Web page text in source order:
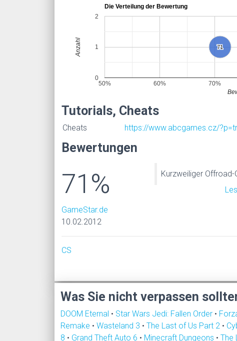
Die Verteilung der Bewertung
71
71
50% 60% 70%
0
1
2
Anzahl
Tutorials, Cheats
Cheats https://www.abcgames.cz/
Bewertungen
71%
GameStar.de
10.02.2012
Kurzweiliger Offroad-
CS
Was Sie nicht verpassen
DOOM Eternal • Star Wars Jedi: Fallen Order •
Remake • Wasteland 3 • The Last of Us Part 2 •
8 • Grand Theft Auto 6 • Minecraft Dungeons • The